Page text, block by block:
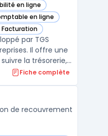
en ligne
en ligne
Facturation
par TGS
Il offre une
la trésorerie,
une vision claire
ligne. Les en ...
Fiche complète
de recouvrement